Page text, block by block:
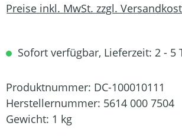
Preise inkl. MwSt. zzgl.
Sofort verfügbar, Lieferzeit: 2 - 5
Produktnummer: DC-100010111
Herstellernummer: 5614 000 7504
Gewicht: 1 kg